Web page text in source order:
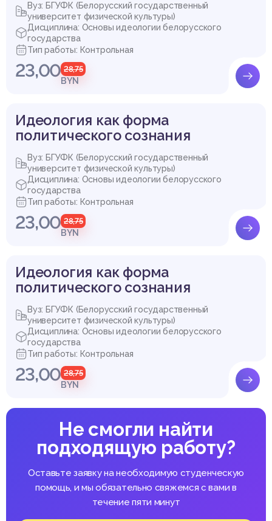
Вуз: БГУФК (Белорусский государственный
университет физической культуры)
Дисциплина: Основы идеологии белорусского
государства
Тип работы: Контрольная
23,00 28,75
BYN
Идеология как форма
политического сознания
Вуз: БГУФК (Белорусский государственный
университет физической культуры)
Дисциплина: Основы идеологии белорусского
государства
Тип работы: Контрольная
23,00 28,75
BYN
Идеология как форма
политического сознания
Вуз: БГУФК (Белорусский государственный
университет физической культуры)
Дисциплина: Основы идеологии белорусского
государства
Тип работы: Контрольная
23,00 28,75
BYN
Не смогли найти
подходящую работу?
Оставьте заявку на необходимую студенческую
помощь, и мы обязательно свяжемся с вами в
течение пяти минут